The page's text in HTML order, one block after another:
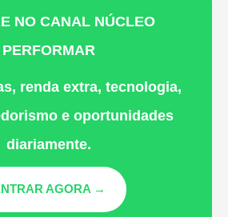
NO CANAL NÚCLEO
PERFORMAR
renda extra, tecnologia,
e oportunidades
diariamente.
AGORA →